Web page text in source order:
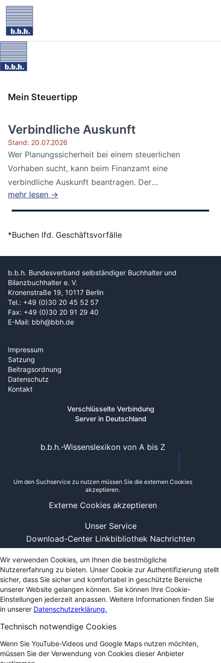
Mein Steuertipp
Verbindliche Auskunft
Stand: 20.07.2026
Wer Planungssicherheit bei einem steuerlichen
Vorhaben sucht, kann beim Finanzamt eine
verbindliche Auskunft beantragen. Der
Bundesfinanzhof...
mehr lesen →
*Buchen lfd. Geschäftsvorfälle
b.b.h. Bundesverband selbständiger Buchhalter und
Bilanzbuchhalter e. V.
Kronenstraße 19, 10117 Berlin
Tel.: +49 (0)30 20 45 52 57
Fax: +49 (0)30 20 91 29 40
E-Mail: bbh@bbh.de
Impressum
Satzung
Beitragsordnung
Datenschutz
Kontakt
Verschlüsselte Verbindung
Server in Deutschland
Unser Service
Download-Center Linkbibliothek Nachrichten
b.b.h.-Wissenslexikon von A bis Z
Um den Suchservice zu nutzen müssen Sie die externen Cookies
akzeptieren.
Externe Cookies akzeptieren
Wir verwenden Cookies, um Ihnen die bestmögliche
Nutzererfahrung zu bieten. Unser Cookie zur Authentifizierung stellt
sicher, dass Sie sicher und komfortabel in geschützte Bereiche
unserer Website gelangen können. Sie können Ihre Cookie-
Einstellungen jederzeit anpassen. Weitere Informationen finden Sie
in unserer Datenschutzerklärung.
Technisch notwendige Cookies
Wenn Sie YouTube-Videos und Google Maps nutzen möchten,
müssen Sie der Verwendung von Cookies dieser Anbieter